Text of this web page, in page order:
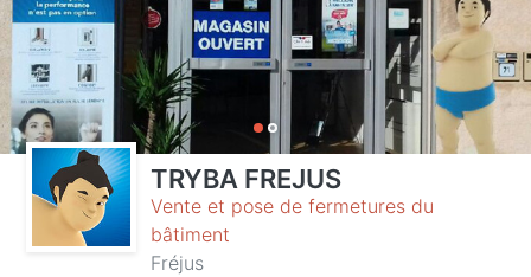
TRYBA FREJUS
Vente et pose de fermetures du
bâtiment
Fréjus